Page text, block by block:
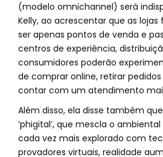
(modelo omnichannel) será
Kelly, ao acrescentar que as lojas
ser apenas pontos de venda e
centros de experiência,
consumidores poderão
de comprar online, retirar
contar com um atendimento
Além disso, ela disse também
‘phigital’, que mescla o
cada vez mais explorado com
provadores virtuais, realidade